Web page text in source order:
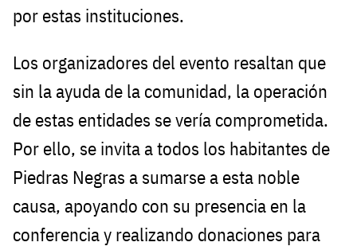
por estas instituciones.
Los organizadores del evento resaltan que
sin la ayuda de la comunidad, la operación
de estas entidades se vería comprometida.
Por ello, se invita a todos los habitantes de
Piedras Negras a sumarse a esta noble
causa, apoyando con su presencia en la
conferencia y realizando donaciones para